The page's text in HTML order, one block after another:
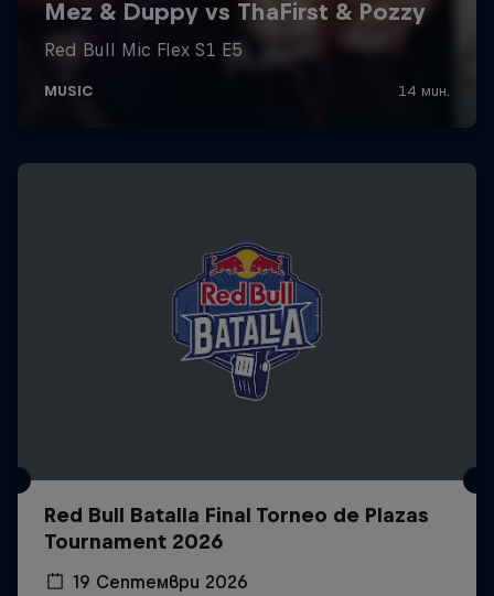
Red Bull Batalla Final Torneo de Plazas
Tournament 2026
19 Септември 2026